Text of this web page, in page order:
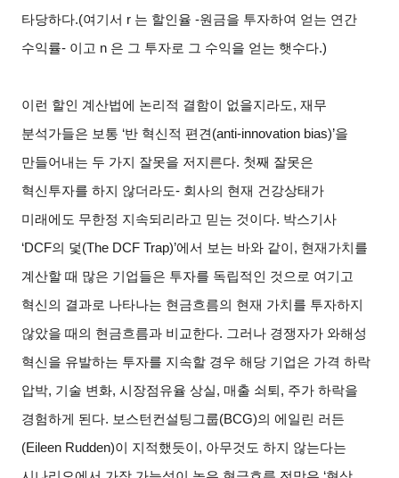
타당하다.(여기서 r 는 할인율 -원금을 투자하여 얻는 연간
수익률- 이고 n 은 그 투자로 그 수익을 얻는 햇수다.)
이런 할인 계산법에 논리적 결함이 없을지라도, 재무
분석가들은 보통 ‘반 혁신적 편견(anti-innovation bias)’을
만들어내는 두 가지 잘못을 저지른다. 첫째 잘못은
혁신투자를 하지 않더라도- 회사의 현재 건강상태가
미래에도 무한정 지속되리라고 믿는 것이다. 박스기사
‘DCF의 덫(The DCF Trap)’에서 보는 바와 같이, 현재가치를
계산할 때 많은 기업들은 투자를 독립적인 것으로 여기고
혁신의 결과로 나타나는 현금흐름의 현재 가치를 투자하지
않았을 때의 현금흐름과 비교한다. 그러나 경쟁자가 와해성
혁신을 유발하는 투자를 지속할 경우 해당 기업은 가격 하락
압박, 기술 변화, 시장점유율 상실, 매출 쇠퇴, 주가 하락을
경험하게 된다. 보스턴컨설팅그룹(BCG)의 에일린 러든
(Eileen Rudden)이 지적했듯이, 아무것도 하지 않는다는